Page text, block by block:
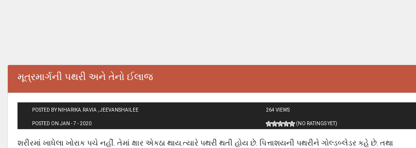
મૂત્રમાર્ગની પથરી અને તેનો ઈલાજ
POSTED BY NIHARIKA.RAVIA , JEEVANSHAILEE
POSTED ON JAN - 7 - 2020
264 VIEWS
(NO RATINGS YET)
શરીરમાં ખાધેલા ખોરાક પચે નહીં. તેમાં ક્ષાર એકઠા થાય.ત્યારે પથરી થતી હોય છે. પિત્તાશયની પથરીને ગોલ્ડબ્લેડર કહે છે. તથા